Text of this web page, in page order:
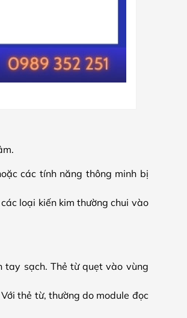
các tính năng thông minh bị
loại kiến kim thường chui vào
tay sạch. Thẻ từ quẹt vào vùng
thẻ từ, thường do module đọc